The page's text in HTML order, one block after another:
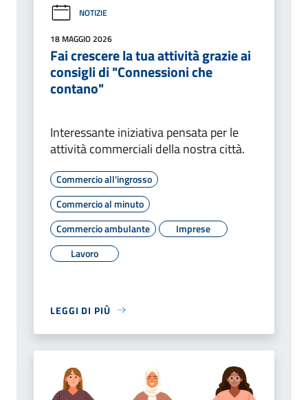
NOTIZIE
18 MAGGIO 2026
Fai crescere la tua attività grazie ai
consigli di "Connessioni che
contano"
Interessante iniziativa pensata per le
attività commerciali della nostra città.
Commercio all'ingrosso
Commercio al minuto
Commercio ambulante
Imprese
Lavoro
LEGGI DI PIÙ